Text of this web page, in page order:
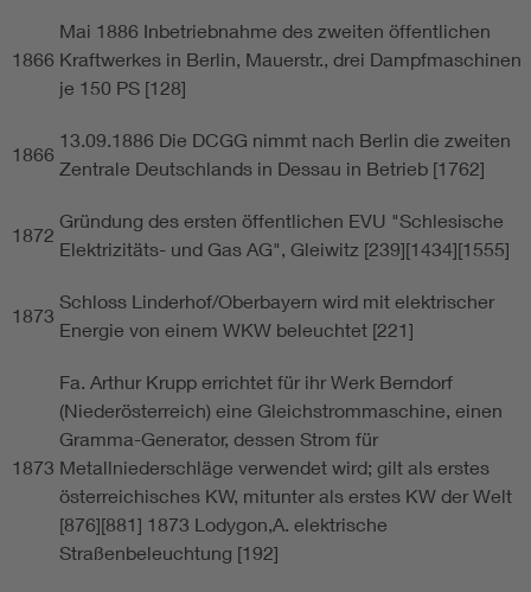
1866
Mai 1886 Inbetriebnahme des zweiten öffentlichen
Kraftwerkes in Berlin, Mauerstr., drei Dampfmaschinen
je 150 PS [128]
1866
13.09.1886 Die DCGG nimmt nach Berlin die zweiten
Zentrale Deutschlands in Dessau in Betrieb [1762]
1872
Gründung des ersten öffentlichen EVU "Schlesische
Elektrizitäts- und Gas AG", Gleiwitz [239][1434][1555]
1873
Schloss Linderhof/Oberbayern wird mit elektrischer
Energie von einem WKW beleuchtet [221]
1873
Fa. Arthur Krupp errichtet für ihr Werk Berndorf
(Niederösterreich) eine Gleichstrommaschine, einen
Gramma-Generator, dessen Strom für
Metallniederschläge verwendet wird; gilt als erstes
österreichisches KW, mitunter als erstes KW der Welt
[876][881] 1873 Lodygon,A. elektrische
Straßenbeleuchtung [192]